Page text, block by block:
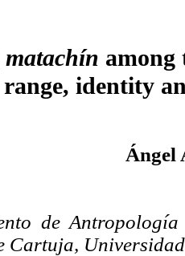
matachín
range, identity
Ángel
de
Cartuja,